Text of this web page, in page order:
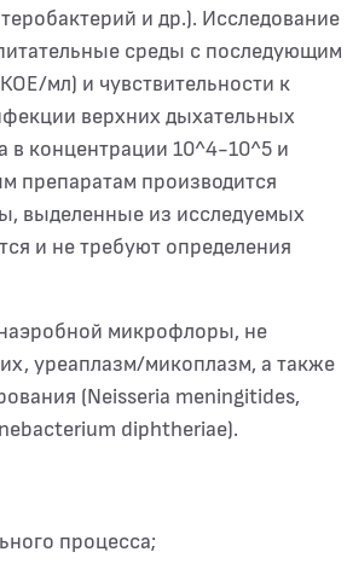
и др.). Исследование
среды с последующим
мл) и чувствительности к
верхних дыхательных
в концентрации 10^4-10^5 и
препаратам производится
выделенные из исследуемых
и не требуют определения
микрофлоры, не
уреаплазм/микоплазм, а также
(Neisseria meningitides,
diphtheriae).
процесса;